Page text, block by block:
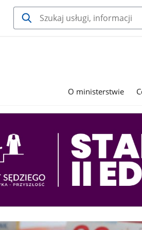
O ministerstwie